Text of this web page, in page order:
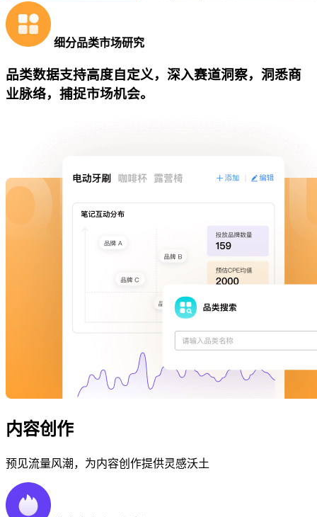
细分品类市场研究
品类数据支持高度自定义，深入赛道洞察，洞悉商
业脉络，捕捉市场机会。
内容创作
预见流量风潮，为内容创作提供灵感沃土